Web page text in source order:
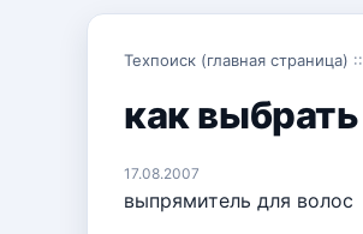
Техпоиск (главная страница) ::
как
17.08.2007
выпрямитель для волос